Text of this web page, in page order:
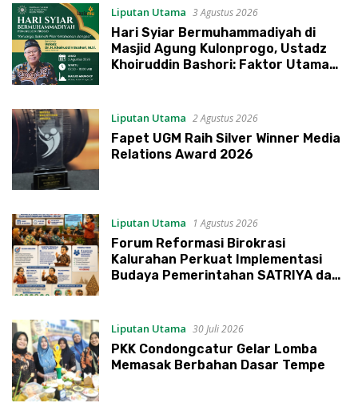
Liputan Utama 3 Agustus 2026
Hari Syiar Bermuhammadiyah di
Masjid Agung Kulonprogo, Ustadz
Khoiruddin Bashori: Faktor Utama
Liputan Utama 2 Agustus 2026
Fapet UGM Raih Silver Winner Media
Relations Award 2026
Liputan Utama 1 Agustus 2026
Forum Reformasi Birokrasi
Kalurahan Perkuat Implementasi
Budaya Pemerintahan SATRIYA dan
Liputan Utama 30 Juli 2026
PKK Condongcatur Gelar Lomba
Memasak Berbahan Dasar Tempe